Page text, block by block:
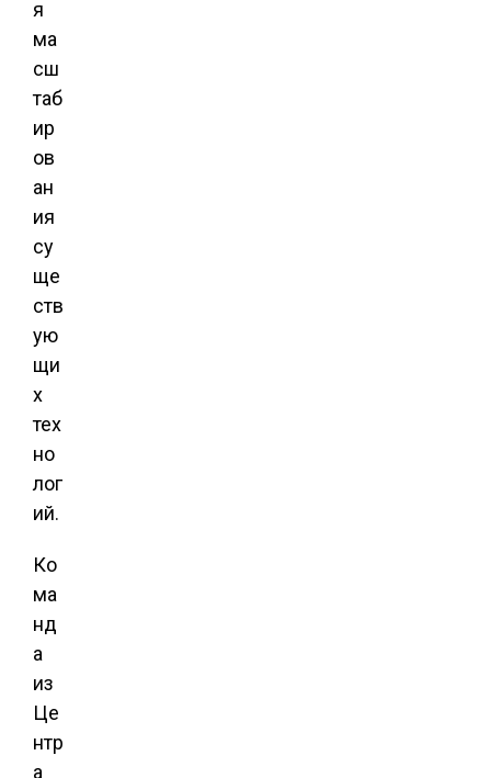
я
ма
сш
таб
ир
ов
ан
ия
су
ще
ств
ую
щи
х
тех
но
лог
ий.
Ко
ма
нд
а
из
Це
нтр
а